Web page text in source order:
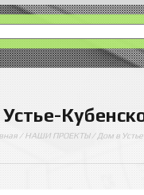
/НАШИ ПРОЕКТЫ/ Дом в